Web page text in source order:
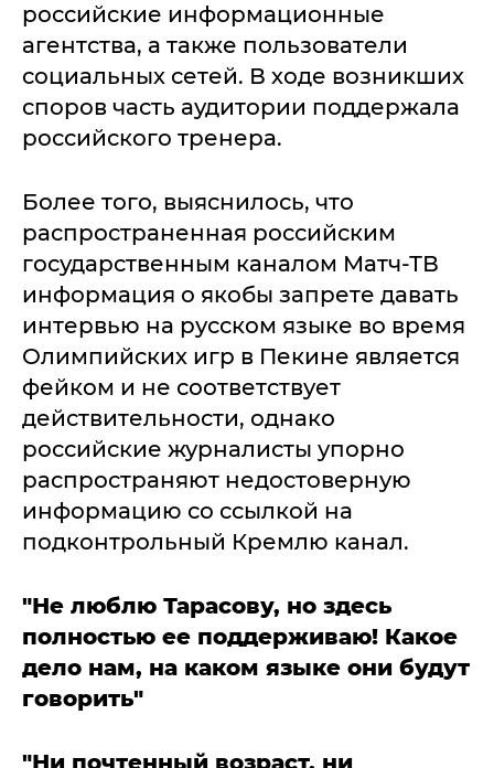
российские информационные
агентства, а также пользователи
социальных сетей. В ходе возникших
споров часть аудитории поддержала
российского тренера.
Более того, выяснилось, что
распространенная российским
государственным каналом Матч-ТВ
информация о якобы запрете давать
интервью на русском языке во время
Олимпийских игр в Пекине является
фейком и не соответствует
действительности, однако
российские журналисты упорно
распространяют недостоверную
информацию со ссылкой на
подконтрольный Кремлю канал.
"Не люблю Тарасову, но здесь
полностью ее поддерживаю! Какое
дело нам, на каком языке они будут
говорить"
"Ни почтенный возраст, ни